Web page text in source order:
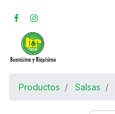
Productos Salsas